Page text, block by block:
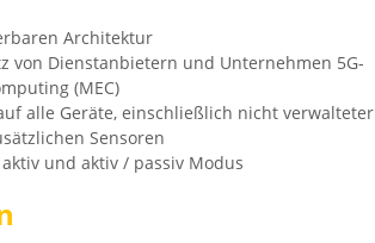
Architektur
von Dienstanbietern und Unternehmen 5G-
(MEC)
alle Geräte, einschließlich nicht verwalteter
Sensoren
und aktiv / passiv Modus